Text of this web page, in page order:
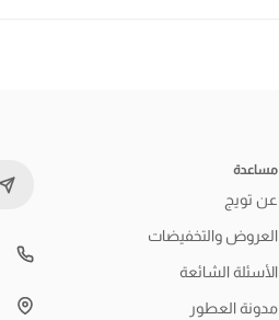
مساعدة
عن تويج
العروض والتخفيضات
الأسئلة الشائعة
مدونة العطور